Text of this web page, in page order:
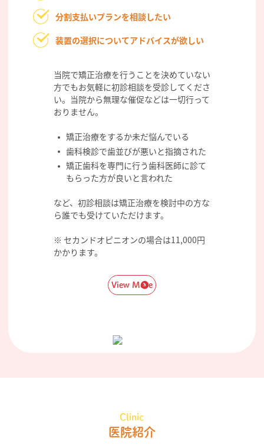
分割支払いプランを相談したい
装置の選択についてアドバイスが欲しい
当院で矯正治療を行うことを決めていない
方でもお気軽に初診相談を受診してくださ
い。当院から無理な催促などは一切行って
おりません。
矯正治療をするか未だ悩んでいる
歯科検診で歯並びが悪いと指摘された
矯正歯科を専門に行う歯科医師に診て
もらった方が良いと言われた
など、初診相談は矯正治療を検討中の方な
ら誰でも受けていただけます。
※ セカンドオピニオンの場合は11,000円
かかります。
View More
Clinic
医院紹介